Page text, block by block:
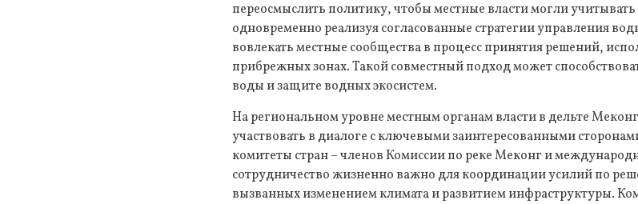
переосмыслить политику, чтобы местные власти могли
одновременно реализуя согласованные стратегии управления
вовлекать местные сообщества в процесс принятия решений,
прибрежных зонах. Такой совместный подход может
воды и защите водных экосистем.
На региональном уровне местным органам власти в дельте
участвовать в диалоге с ключевыми заинтересованными
комитеты стран – членов Комиссии по реке Меконг и
сотрудничество жизненно важно для координации усилий по
вызванных изменением климата и развитием инфраструктуры.